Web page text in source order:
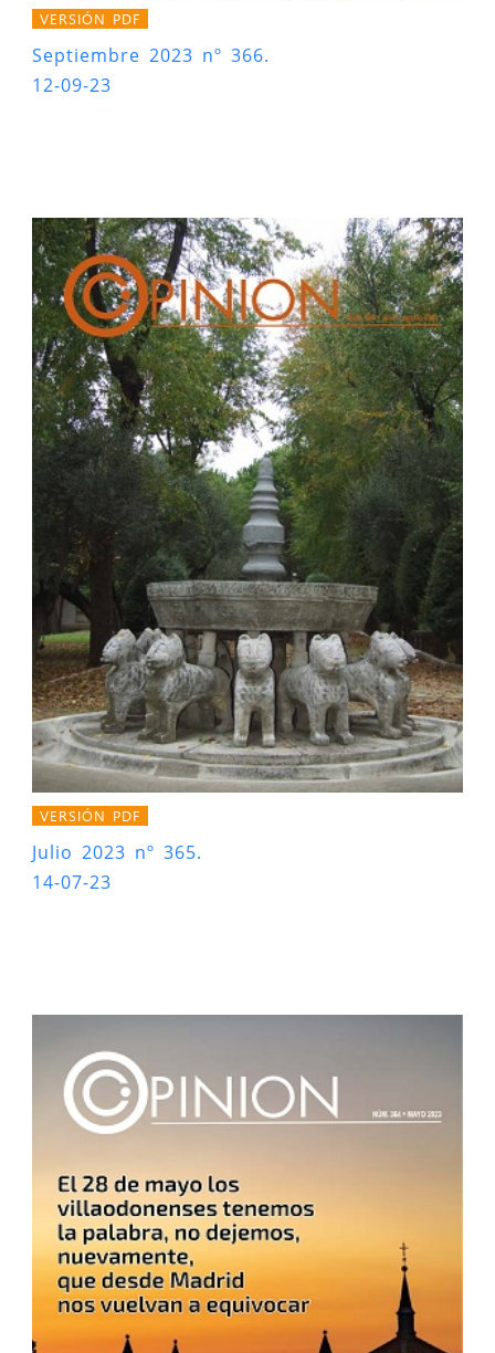
VERSIÓN PDF
Septiembre 2023 nº 366.
12-09-23
VERSIÓN PDF
Julio 2023 nº 365.
14-07-23